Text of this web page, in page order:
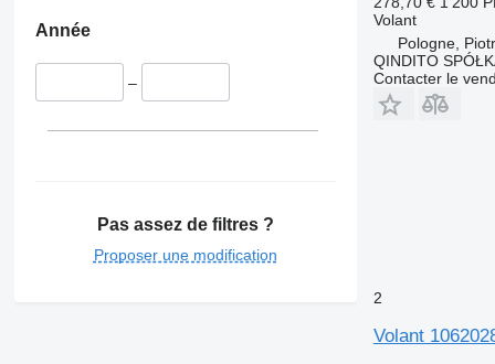
Année
–
Pas assez de filtres ?
Proposer une modification
Volant
Pologne,
QINDITO
Contacter le
2
Volant